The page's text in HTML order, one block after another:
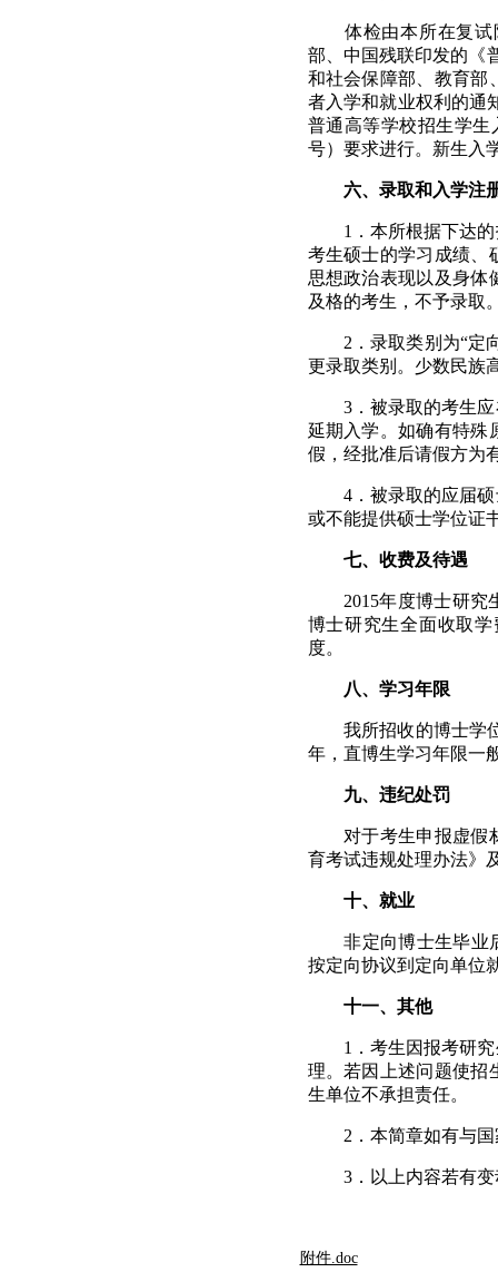
体检由本所在复
部、中国残联印发的《
和社会保障部、教育部
者入学和就业权利的通
普通高等学校招生学
号）要求进行。新生入
六、录取和入学注
1 ．本所根据下达
考生硕士的学习成绩、
思想政治表现以及身体
及格的考生，不予录取
2 ．录取类别为“
更录取类别。少数民族
3．被录取的考生
延期入学。如确有特殊
假，经批准后请假方为
4．被录取的应届
或不能提供硕士学位证
七、收费及待遇
2015年度博士研究
博士研究生全面收取
度。
八、学习年限
我所招收的博士学
年，直博生学习年限一
九、违纪处罚
对于考生申报虚假
育考试违规处理办法》
十、就业
非定向博士生毕业
按定向协议到定向单位
十一、其他
1 ．考生因报考研
理。若因上述问题使招
生单位不承担责任。
2 ． 本简章如有与
3． 以上内容若有
附件.doc